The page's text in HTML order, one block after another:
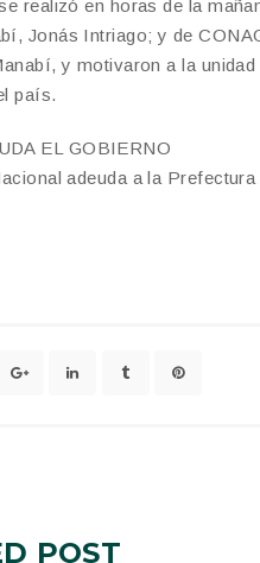
realizó en horas de la
Jonás Intriago; y de
y motivaron a la
país.
EL GOBIERNO
adeuda a la
POST